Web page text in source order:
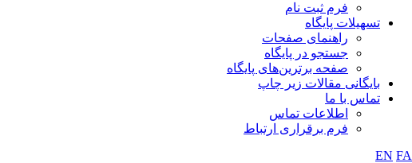
فرم ثبت نام
تسهیلات پایگاه
راهنمای صفحات
جستجو در پایگاه
صفحه برترین‌های پایگاه
بایگانی مقالات زیر چاپ
تماس با ما
اطلاعات تماس
فرم برقراری ارتباط
EN FA